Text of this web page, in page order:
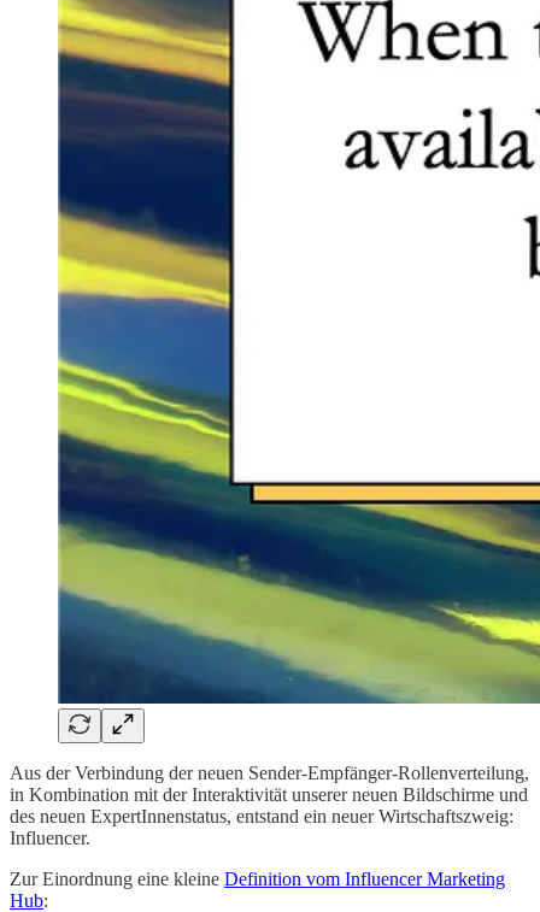
Aus der Verbindung der neuen Sender-Empfänger-Rollenverteilung,
in Kombination mit der Interaktivität unserer neuen Bildschirme und
des neuen ExpertInnenstatus, entstand ein neuer Wirtschaftszweig:
Influencer.
Zur Einordnung eine kleine Definition vom Influencer Marketing
Hub: